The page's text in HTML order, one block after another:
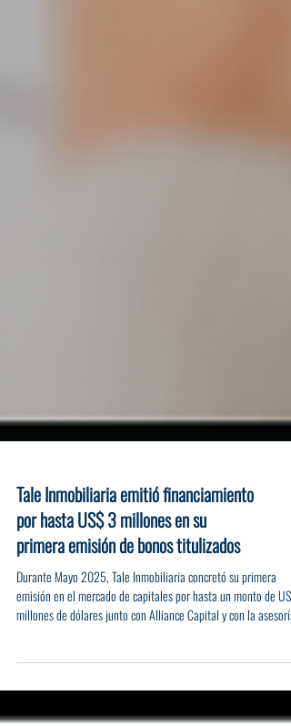
Tale Inmobiliaria emitió financiamiento
por hasta US$ 3 millones en su
primera emisión de bonos titulizados
Durante Mayo 2025, Tale Inmobiliaria concretó su primera
millones de dólares junto con Alliance Capital y con la asesoría
de ACRES Titulizadora y por el estudio Osorio & Valdez